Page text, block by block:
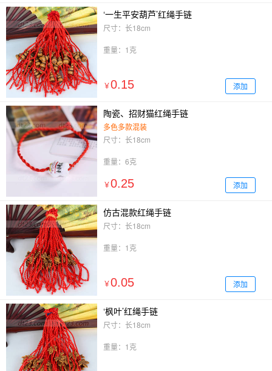
‘一生平安葫芦’红绳手链
尺寸：长18cm
重量：1克
￥0.15 添加
陶瓷、招财猫红绳手链
多色多款混装
尺寸：长18cm
重量：6克
￥0.25 添加
仿古混款红绳手链
尺寸：长18cm
重量：1克
￥0.05 添加
‘枫叶’红绳手链
尺寸：长18cm
重量：1克